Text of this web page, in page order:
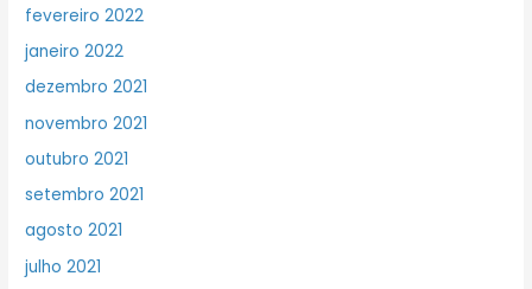
fevereiro 2022
janeiro 2022
dezembro 2021
novembro 2021
outubro 2021
setembro 2021
agosto 2021
julho 2021